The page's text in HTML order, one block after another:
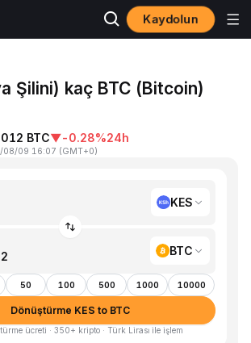
Kaydolun
Şilini) kaç BTC (Bitcoin)
BTC▼-0.28%24h
08/09 16:07 (GMT+0)
KES
BTC
50 100 500 1000 10000
Dönüştürme KES to BTC
ücreti · 350+ kripto · Türk Lirası ile işlem